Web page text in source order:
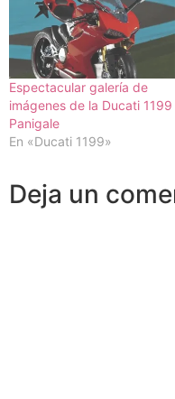
Espectacular galería de
imágenes de la Ducati 1199
Panigale
En «Ducati 1199»
Deja un